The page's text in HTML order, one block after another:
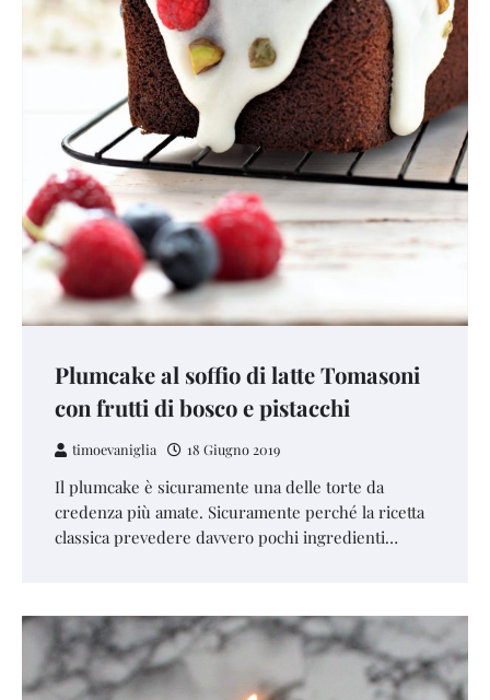
Plumcake al soffio di latte Tomasoni
con frutti di bosco e pistacchi
timoevaniglia 18 Giugno 2019
Il plumcake è sicuramente una delle torte da
credenza più amate. Sicuramente perché la ricetta
classica prevedere davvero pochi ingredienti…